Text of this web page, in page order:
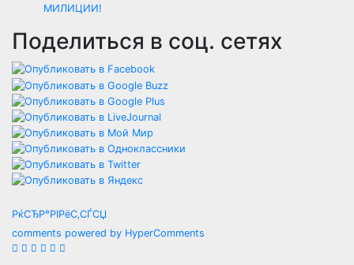
МИЛИЦИИ!
Поделиться в соц. сетях
РќСЂР°РІРёС‚СЃСЏ
comments powered by HyperComments